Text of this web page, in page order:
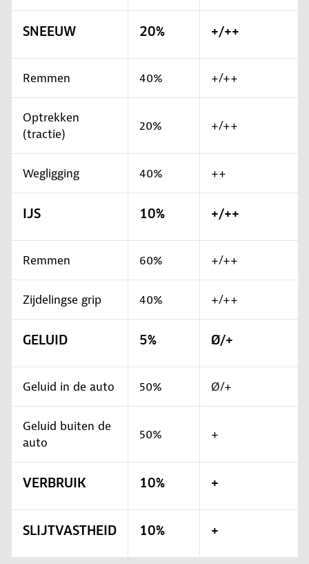
SNEEUW 20% +/++
Remmen 40% +/++
Optrekken
(tractie)
20% +/++
Wegligging 40% ++
IJS 10% +/++
Remmen 60% +/++
Zijdelingse grip 40% +/++
GELUID 5% Ø/+
Geluid in de auto 50% Ø/+
Geluid buiten de
auto
50% +
VERBRUIK 10% +
SLIJTVASTHEID 10% +